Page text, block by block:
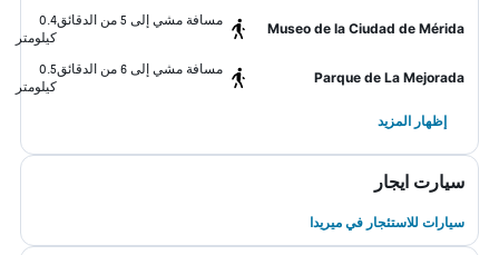
Museo de la Ciudad de Mérida
مسافة مشي إلى 5 من الدقائق
0.4
كيلومتر
Parque de La Mejorada
مسافة مشي إلى 6 من الدقائق
0.5
كيلومتر
إظهار المزيد
سيارت ايجار
سيارات للاستئجار في ميريدا